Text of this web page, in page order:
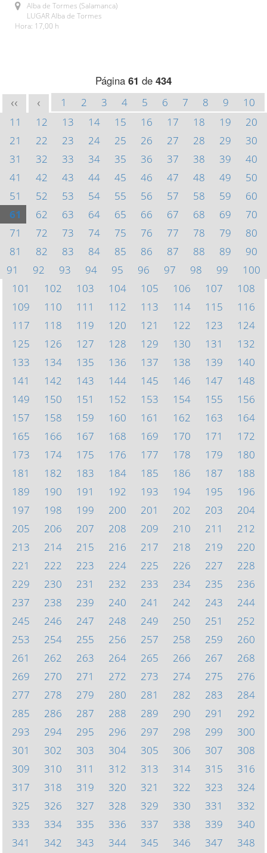
Alba de Tormes (Salamanca)
LUGAR Alba de Tormes
Hora: 17,00 h
Página 61 de 434
<< < 1 2 3 4 5 6 7 8 9
10
11
12 13 14 15 16 17 18 19
20
21
22 23 24 25 26 27 28 29
30
31
32 33 34 35 36 37 38 39
40
41
42 43 44 45 46 47 48 49
50
51
52 53 54 55 56 57 58 59
60
61
62 63 64 65 66 67 68 69
70
71
72 73 74 75 76 77 78 79
80
81
82 83 84 85 86 87 88 89
90
91
92 93 94 95 96 97 98 99
100
101
102 103 104 105 106 107
108
109
110 111 112 113 114 115
116
117
118 119 120 121 122 123
124
125
126 127 128 129 130 131
132
133
134 135 136 137 138 139
140
141
142 143 144 145 146 147
148
149
150 151 152 153 154 155
156
157
158 159 160 161 162 163
164
165
166 167 168 169 170 171
172
173
174 175 176 177 178 179
180
181
182 183 184 185 186 187
188
189
190 191 192 193 194 195
196
197
198 199 200 201 202 203
204
205
206 207 208 209 210 211
212
213
214 215 216 217 218 219
220
221
222 223 224 225 226 227
228
229
230 231 232 233 234 235
236
237
238 239 240 241 242 243
244
245
246 247 248 249 250 251
252
253
254 255 256 257 258 259
260
261
262 263 264 265 266 267
268
269
270 271 272 273 274 275
276
277
278 279 280 281 282 283
284
285
286 287 288 289 290 291
292
293
294 295 296 297 298 299
300
301
302 303 304 305 306 307
308
309
310 311 312 313 314 315
316
317
318 319 320 321 322 323
324
325
326 327 328 329 330 331
332
333
334 335 336 337 338 339
340
341
342 343 344 345 346 347 348